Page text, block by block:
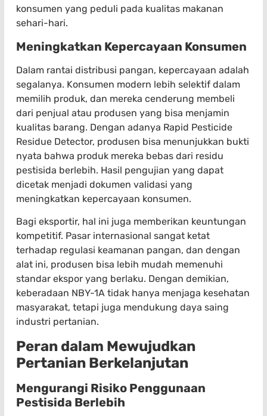
konsumen yang peduli pada kualitas makanan
sehari-hari.
Meningkatkan Kepercayaan Konsumen
Dalam rantai distribusi pangan, kepercayaan adalah
segalanya. Konsumen modern lebih selektif dalam
memilih produk, dan mereka cenderung membeli
dari penjual atau produsen yang bisa menjamin
kualitas barang. Dengan adanya Rapid Pesticide
Residue Detector, produsen bisa menunjukkan bukti
nyata bahwa produk mereka bebas dari residu
pestisida berlebih. Hasil pengujian yang dapat
dicetak menjadi dokumen validasi yang
meningkatkan kepercayaan konsumen.
Bagi eksportir, hal ini juga memberikan keuntungan
kompetitif. Pasar internasional sangat ketat
terhadap regulasi keamanan pangan, dan dengan
alat ini, produsen bisa lebih mudah memenuhi
standar ekspor yang berlaku. Dengan demikian,
keberadaan NBY-1A tidak hanya menjaga kesehatan
masyarakat, tetapi juga mendukung daya saing
industri pertanian.
Peran dalam Mewujudkan
Pertanian Berkelanjutan
Mengurangi Risiko Penggunaan
Pestisida Berlebih